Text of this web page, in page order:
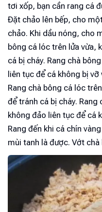
tơi xốp, bạn cần rang cá
Đặt chảo lên bếp, cho
chảo. Khi dầu nóng, cho
bông cá lóc trên lửa vừa,
cá bị cháy. Rang chà
liên tục để cá không bị vỡ
Rang chà bông cá lóc
để tránh cá bị cháy.
không đảo liên tục để cá
Rang đến khi cá chín
mùi tanh là được. Vớt